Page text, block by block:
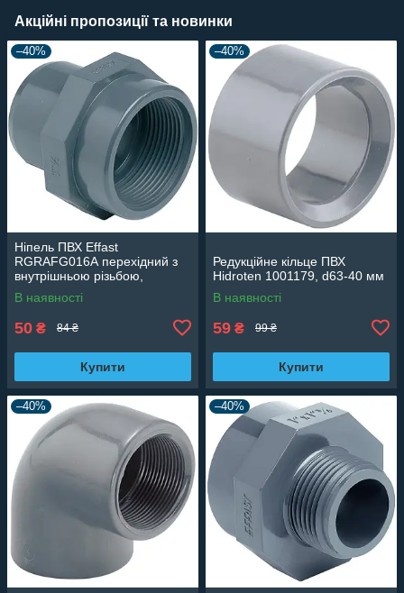
Акційні пропозиції та новинки
–40%
Ніпель ПВХ Effast
RGRAFG016А перехідний з
внутрішньою різьбою,
d16x3/8"
В наявності
50 ₴ 84 ₴
Купити
–40%
Редукційне кільце ПВХ
Hidroten 1001179, d63-40 мм
В наявності
59 ₴ 99 ₴
Купити
–40% –40%